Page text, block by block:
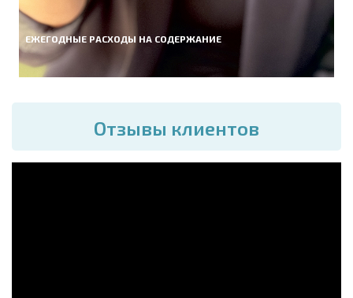
ЕЖЕГОДНЫЕ РАСХОДЫ НА СОДЕРЖАНИЕ
Отзывы клиентов